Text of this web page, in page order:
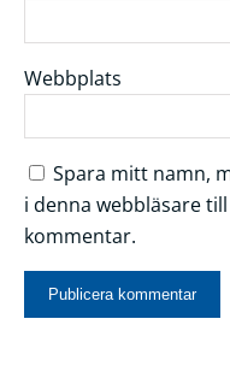
Webbplats
Spara mitt namn,
i denna webbläsare
kommentar.